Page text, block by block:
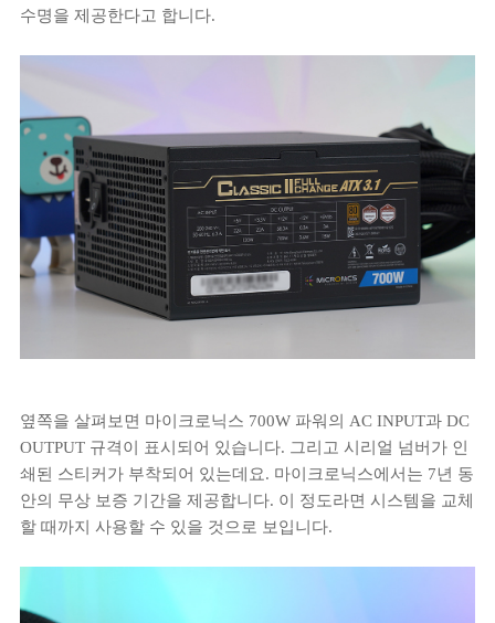
수명을 제공한다고 합니다.
옆쪽을 살펴보면 마이크로닉스 700W 파워의 AC INPUT과 DC
OUTPUT 규격이 표시되어 있습니다. 그리고 시리얼 넘버가 인
쇄된 스티커가 부착되어 있는데요. 마이크로닉스에서는 7년 동
안의 무상 보증 기간을 제공합니다. 이 정도라면 시스템을 교체
할 때까지 사용할 수 있을 것으로 보입니다.